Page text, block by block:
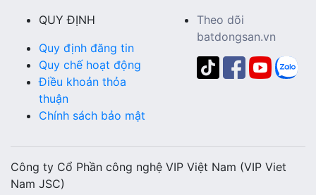
QUY ĐỊNH
Quy định đăng tin
Quy chế hoạt động
Điều khoản thỏa
thuận
Chính sách bảo mật
Theo dõi
batdongsan.vn
Công ty Cổ Phần công nghệ VIP Việt Nam (VIP Viet
Nam JSC)